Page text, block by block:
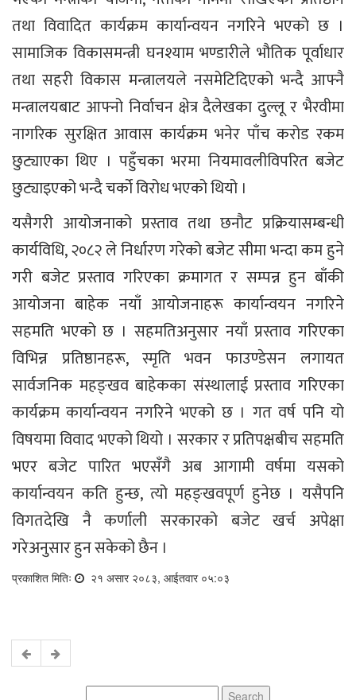
तथा विवादित कार्यक्रम कार्यान्वयन नगरिने भएको छ ।
सामाजिक विकासमन्त्री घनश्याम भण्डारीले भौतिक पूर्वाधार
तथा सहरी विकास मन्त्रालयले नसमेटिदिएको भन्दै आफ्नै
मन्त्रालयबाट आफ्नो निर्वाचन क्षेत्र दैलेखका दुल्लू र भैरवीमा
नागरिक सुरक्षित आवास कार्यक्रम भनेर पाँच करोड रकम
छुट्याएका थिए । पहुँचका भरमा नियमावलीविपरित बजेट
छुट्याइएको भन्दै चर्को विरोध भएको थियो ।
यसैगरी आयोजनाको प्रस्ताव तथा छनौट प्रक्रियासम्बन्धी
कार्यविधि, २०८२ ले निर्धारण गरेको बजेट सीमा भन्दा कम हुने
गरी बजेट प्रस्ताव गरिएका क्रमागत र सम्पन्न हुन बाँकी
आयोजना बाहेक नयाँ आयोजनाहरू कार्यान्वयन नगरिने
सहमति भएको छ । सहमतिअनुसार नयाँ प्रस्ताव गरिएका
विभिन्न प्रतिष्ठानहरू, स्मृति भवन फाउण्डेसन लगायत
सार्वजनिक महङ्खव बाहेकका संस्थालाई प्रस्ताव गरिएका
कार्यक्रम कार्यान्वयन नगरिने भएको छ । गत वर्ष पनि यो
विषयमा विवाद भएको थियो । सरकार र प्रतिपक्षबीच सहमति
भएर बजेट पारित भएसँगै अब आगामी वर्षमा यसको
कार्यान्वयन कति हुन्छ, त्यो महङ्खवपूर्ण हुनेछ । यसैपनि
विगतदेखि नै कर्णाली सरकारको बजेट खर्च अपेक्षा
गरेअनुसार हुन सकेको छैन ।
प्रकाशित मितिः २१ असार २०८३, आईतवार ०५:०३